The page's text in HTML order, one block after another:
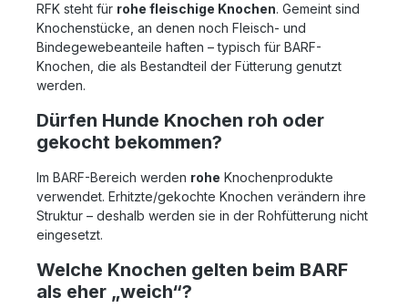
RFK steht für rohe fleischige Knochen. Gemeint sind
Knochenstücke, an denen noch Fleisch- und
Bindegewebeanteile haften – typisch für BARF-
Knochen, die als Bestandteil der Fütterung genutzt
werden.
Dürfen Hunde Knochen roh oder
gekocht bekommen?
Im BARF-Bereich werden rohe Knochenprodukte
verwendet. Erhitzte/gekochte Knochen verändern ihre
Struktur – deshalb werden sie in der Rohfütterung nicht
eingesetzt.
Welche Knochen gelten beim BARF
als eher „weich“?